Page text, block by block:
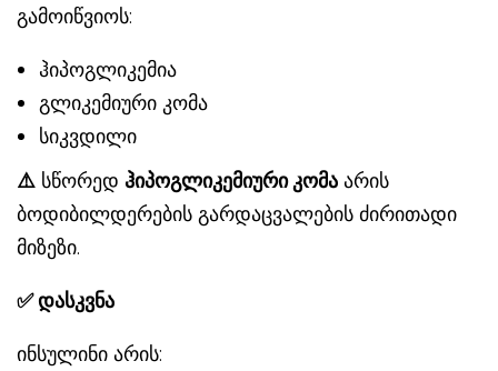
გამოიწვიოს:
ჰიპოგლიკემია
გლიკემიური კომა
სიკვდილი
⚠ სწორედ ჰიპოგლიკემიური კომა არის
ბოდიბილდერების გარდაცვალების ძირითადი
მიზეზი.
✅ დასკვნა
ინსულინი არის: